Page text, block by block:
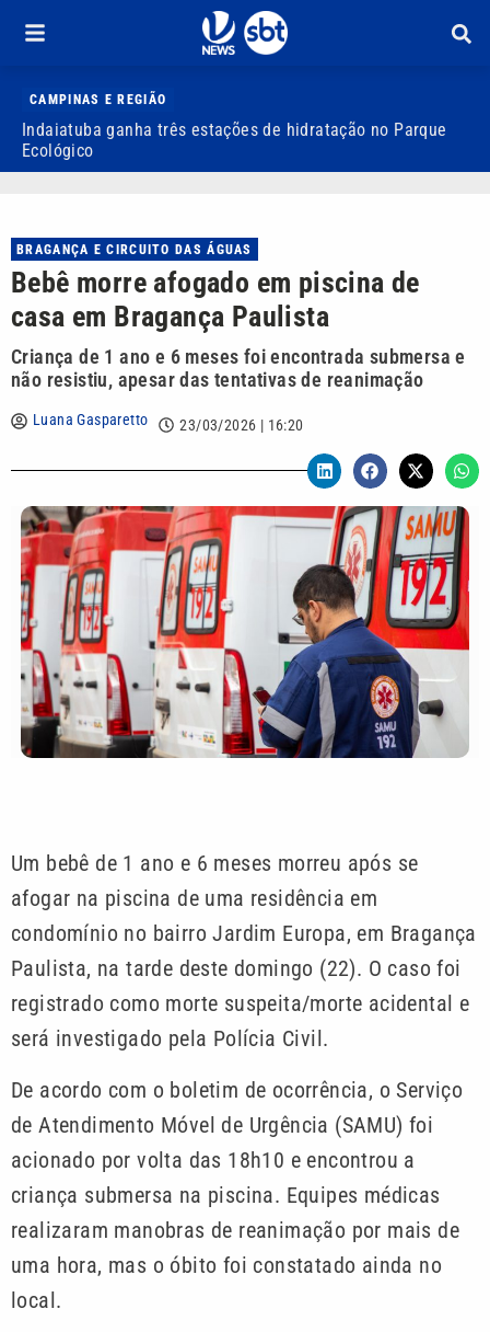
CAMPINAS E REGIÃO
Indaiatuba ganha três estações de hidratação no Parque
Ecológico
BRAGANÇA E CIRCUITO DAS ÁGUAS
Bebê morre afogado em piscina de
casa em Bragança Paulista
Criança de 1 ano e 6 meses foi encontrada submersa e
não resistiu, apesar das tentativas de reanimação
Luana Gasparetto 23/03/2026 | 16:20
Um bebê de 1 ano e 6 meses morreu após se
afogar na piscina de uma residência em
condomínio no bairro Jardim Europa, em Bragança
Paulista, na tarde deste domingo (22). O caso foi
registrado como morte suspeita/morte acidental e
será investigado pela Polícia Civil.
De acordo com o boletim de ocorrência, o Serviço
de Atendimento Móvel de Urgência (SAMU) foi
acionado por volta das 18h10 e encontrou a
criança submersa na piscina. Equipes médicas
realizaram manobras de reanimação por mais de
uma hora, mas o óbito foi constatado ainda no
local.